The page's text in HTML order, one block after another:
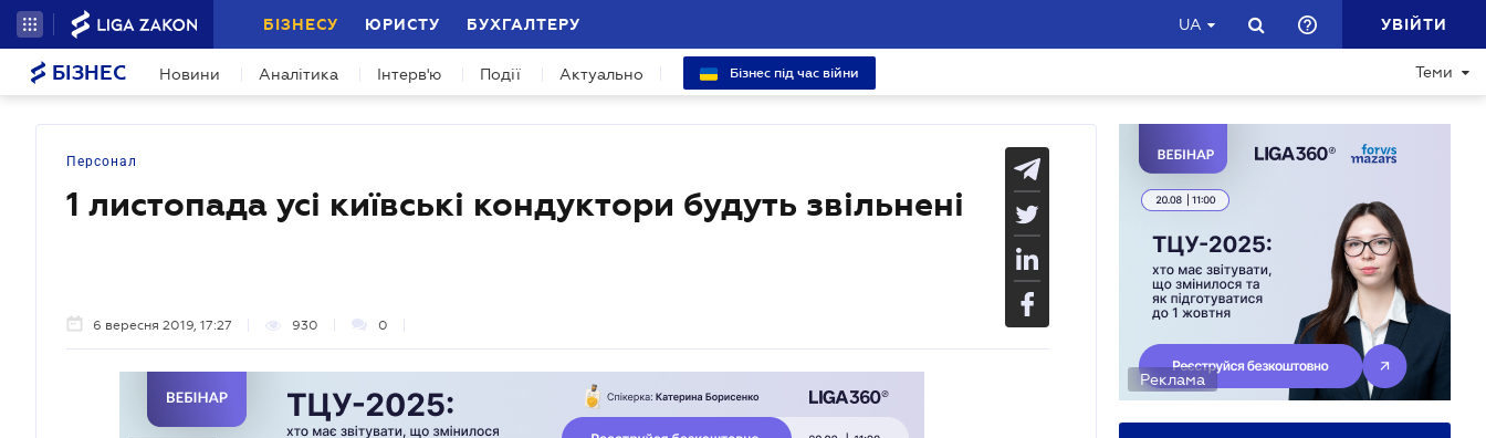
БІЗНЕСУ ЮРИСТУ БУХГАЛТЕРУ UA УВІЙТИ
БІЗНЕС Новини Аналітика Інтерв'ю Події Актуально Бізнес під час війни Теми
Персонал
1 листопада усі київські кондуктори будуть звільнені
6 вересня 2019, 17:27 930 0
Реклама